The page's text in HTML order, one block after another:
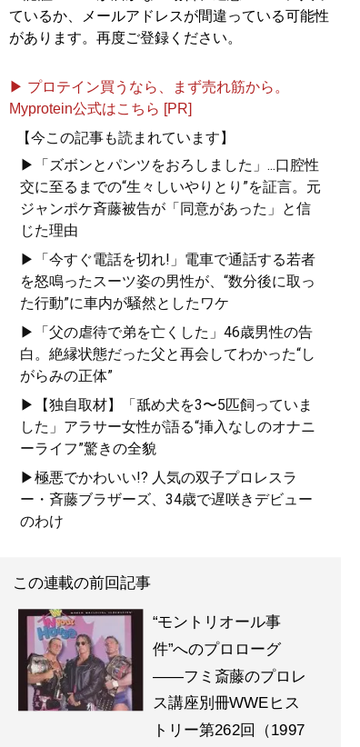
ているか、メールアドレスが間違っている可能性
があります。再度ご登録ください。
▶ プロテイン買うなら、まず売れ筋から。
Myprotein公式はこちら [PR]
【今この記事も読まれています】
▶「ズボンとパンツをおろしました」...口腔性
交に至るまでの“生々しいやりとり”を証言。元
ジャンポケ斉藤被告が「同意があった」と信
じた理由
▶「今すぐ電話を切れ!」電車で通話する若者
を怒鳴ったスーツ姿の男性が、“数分後に取っ
た行動”に車内が騒然としたワケ
▶「父の虐待で弟を亡くした」46歳男性の告
白。絶縁状態だった父と再会してわかった“し
がらみの正体”
▶【独自取材】「舐め犬を3〜5匹飼っていま
した」アラサー女性が語る“挿入なしのオナニ
ーライフ”驚きの全貌
▶極悪でかわいい!? 人気の双子プロレスラ
ー・斉藤ブラザーズ、34歳で遅咲きデビュー
のわけ
この連載の前回記事
“モントリオール事
件”へのプロローグ
――フミ斎藤のプロレ
ス講座別冊WWEヒス
トリー第262回（1997